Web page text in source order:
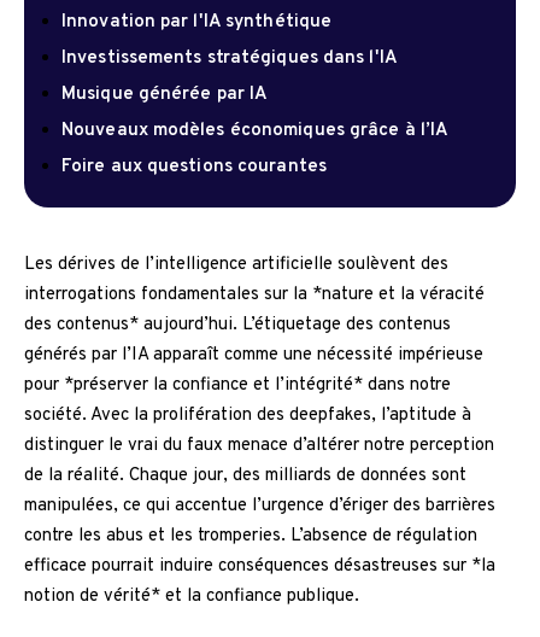
Innovation par l'IA synthétique
Investissements stratégiques dans l'IA
Musique générée par IA
Nouveaux modèles économiques grâce à l’IA
Foire aux questions courantes
Les dérives de l’intelligence artificielle soulèvent des
interrogations fondamentales sur la *nature et la véracité
des contenus* aujourd’hui. L’étiquetage des contenus
générés par l’IA apparaît comme une nécessité impérieuse
pour *préserver la confiance et l’intégrité* dans notre
société. Avec la prolifération des deepfakes, l’aptitude à
distinguer le vrai du faux menace d’altérer notre perception
de la réalité. Chaque jour, des milliards de données sont
manipulées, ce qui accentue l’urgence d’ériger des barrières
contre les abus et les tromperies. L’absence de régulation
efficace pourrait induire conséquences désastreuses sur *la
notion de vérité* et la confiance publique.